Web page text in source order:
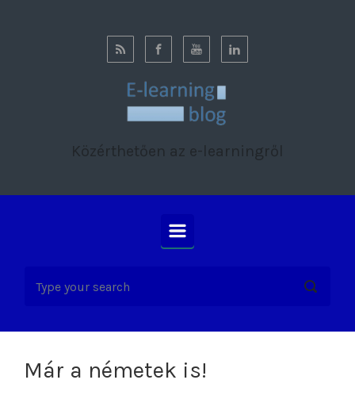
Közérthetően az e-learningről
Már a németek is!